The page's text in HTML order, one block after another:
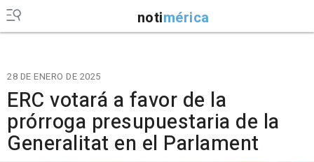
notimérica
28 DE ENERO DE 2025
ERC votará a favor de la
prórroga presupuestaria de la
Generalitat en el Parlament